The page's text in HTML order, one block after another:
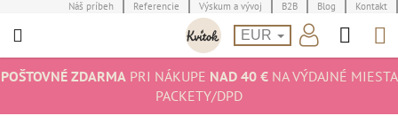
na
Náš príbeh Referencie Výskum a vývoj B2B Blog Kontakt
EUR
POŠTOVNÉ ZDARMAPRI NÁKUPE NAD 40 €NA VÝDAJNÉ MIESTA
PACKETY/DPD